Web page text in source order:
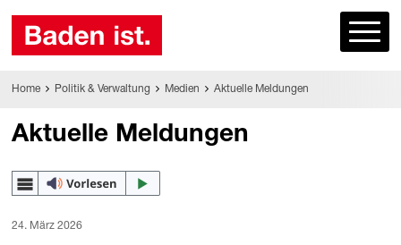
Home Politik & Verwaltung Medien Aktuelle Meldungen
Aktuelle Meldungen
24. März 2026